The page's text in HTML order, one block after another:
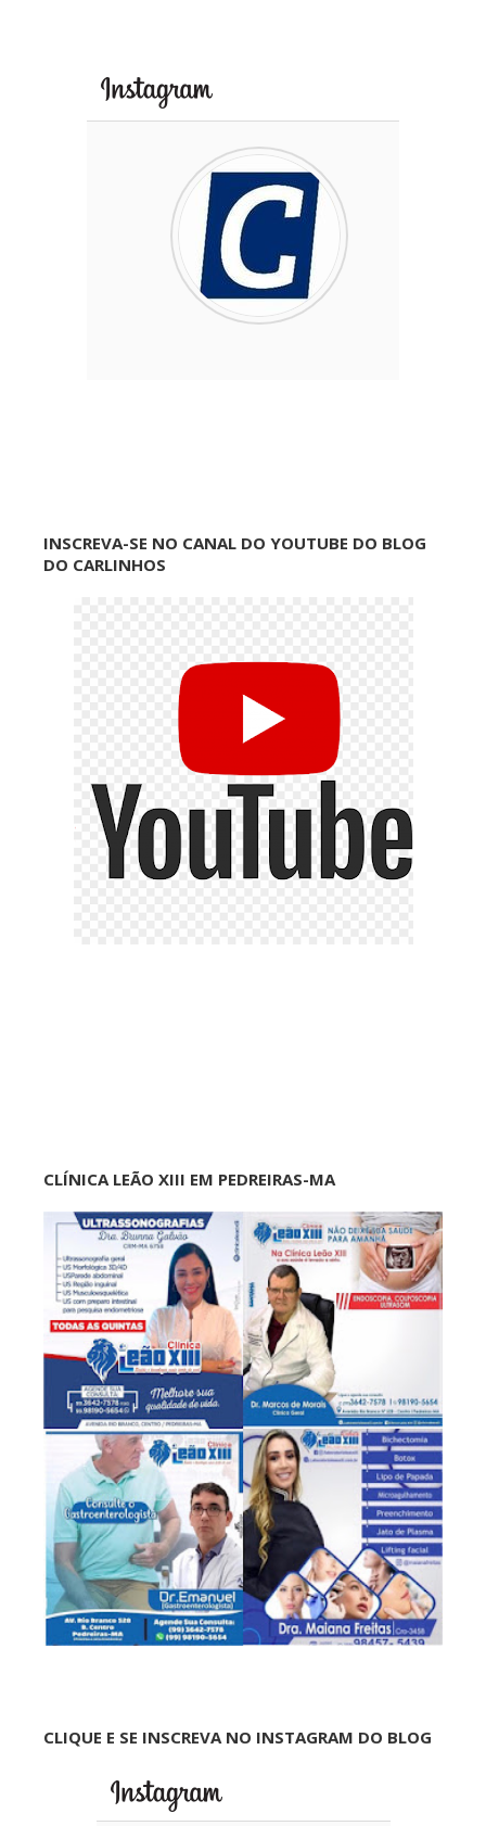
INSCREVA-SE NO CANAL DO YOUTUBE DO BLOG
DO CARLINHOS
CLÍNICA LEÃO XIII EM PEDREIRAS-MA
CLIQUE E SE INSCREVA NO INSTAGRAM DO BLOG